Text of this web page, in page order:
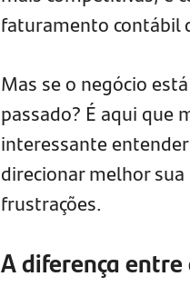
faturamento contábil
Mas se o negócio
passado? É aqui que
interessante
direcionar melhor
frustrações.
A diferença